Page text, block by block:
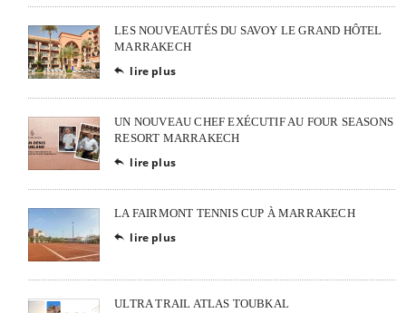
LES NOUVEAUTÉS DU SAVOY LE GRAND HÔTEL
MARRAKECH
 lire plus
UN NOUVEAU CHEF EXÉCUTIF AU FOUR SEASONS
RESORT MARRAKECH
 lire plus
LA FAIRMONT TENNIS CUP À MARRAKECH
 lire plus
ULTRA TRAIL ATLAS TOUBKAL